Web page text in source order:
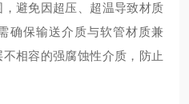
避免因超压、超温导致材质
确保输送介质与软管材质兼
相容的强腐蚀性介质，防止